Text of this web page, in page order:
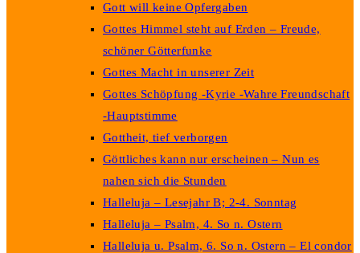
Gott will keine Opfergaben
Gottes Himmel steht auf Erden – Freude,
schöner Götterfunke
Gottes Macht in unserer Zeit
Gottes Schöpfung -Kyrie -Wahre Freundschaft
-Hauptstimme
Gottheit, tief verborgen
Göttliches kann nur erscheinen – Nun es
nahen sich die Stunden
Halleluja – Lesejahr B; 2-4. Sonntag
Halleluja – Psalm, 4. So n. Ostern
Halleluja u. Psalm, 6. So n. Ostern – El condor